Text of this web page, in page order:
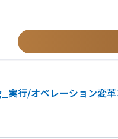
検討
おけるDX/AI戦略策定
ジメント戦略策定
オフィス)
数
り）
の場合）
Enjoy working）
自発的・積極的に物事を推進／
指したい方（人材輩出）
行/オペレーション変